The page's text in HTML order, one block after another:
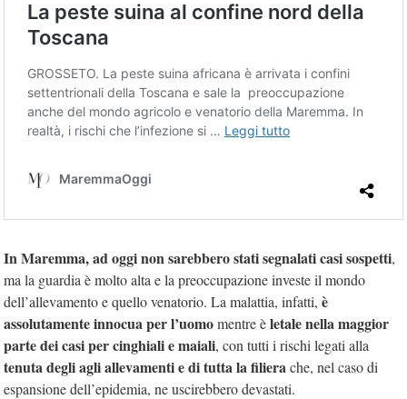
In Maremma, ad oggi non sarebbero stati segnalati casi sospetti,
ma la guardia è molto alta e la preoccupazione investe il mondo
dell’allevamento e quello venatorio. La malattia, infatti, è
assolutamente innocua per l’uomomentre èletale nella maggior
parte dei casi per cinghiali e maiali, con tutti i rischi legati alla
tenuta degli agli allevamenti e di tutta la filierache, nel caso di
espansione dell’epidemia, ne uscirebbero devastati.